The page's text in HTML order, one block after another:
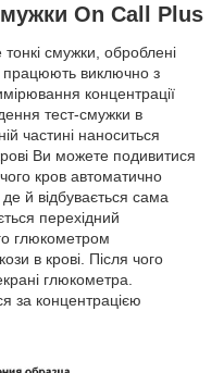
On Call Plus
смужки, оброблені
працюють виключно з
концентрації
тест-смужки в
частині наноситься
Ви можете подивитися
кров автоматично
й відбувається сама
перехідний
глюкометром
в крові. Після чого
глюкометра.
за концентрацією